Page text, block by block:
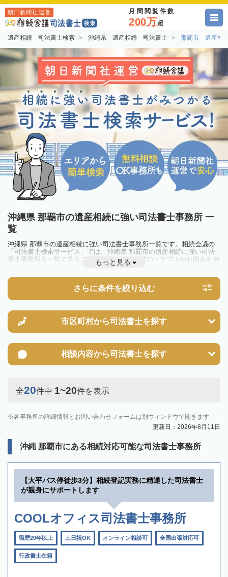
朝日新聞社運営 月間閲覧件数
200万超
遺産相続 司法書士検索 沖縄県 遺産相続 司法書士 那覇市 遺産相
沖縄県 那覇市の遺産相続に強い司法書士事務所 一
覧
沖縄県 那覇市の遺産相続に強い司法書士事務所一覧です。相続会議の
「司法書士検索サービス」では、沖縄県 那覇市の遺産相続に強い司法
書士事務所を一覧で見ることが出来ます。相続のトラブルやお悩みを抱
えている方は一度近隣の司法書士に相談してみましょう。
もっと見る
さらに条件を絞り込む
市区町村から司法書士を探す
相談内容から司法書士を探す
全20件中 1~20件を表示
各事務所の詳細情報とお問い合わせフォームは別ウィンドウで開きます
更新日：2026年8月11日
沖縄 那覇市にある相続対応可能な司法書士事務所
【大平バス停徒歩3分】相続登記実務に精通した司法書士
が親身にサポートします
COOLオフィス司法書士事務所
職歴20年以上 土日祝OK オンライン相談可 全国出張対応可
行政書士在籍